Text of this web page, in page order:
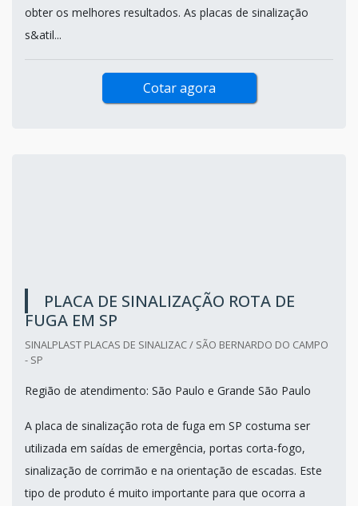
obter os melhores resultados. As placas de sinalização
s&atil...
Cotar agora
PLACA DE SINALIZAÇÃO ROTA DE
FUGA EM SP
SINALPLAST PLACAS DE SINALIZAC / SÃO BERNARDO DO CAMPO
- SP
Região de atendimento: São Paulo e Grande São Paulo
A placa de sinalização rota de fuga em SP costuma ser
utilizada em saídas de emergência, portas corta-fogo,
sinalização de corrimão e na orientação de escadas. Este
tipo de produto é muito importante para que ocorra a